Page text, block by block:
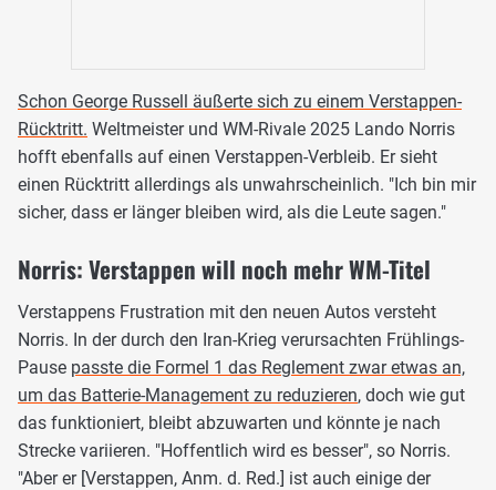
Schon George Russell äußerte sich zu einem Verstappen-
Rücktritt. Weltmeister und WM-Rivale 2025 Lando Norris
hofft ebenfalls auf einen Verstappen-Verbleib. Er sieht
einen Rücktritt allerdings als unwahrscheinlich. "Ich bin mir
sicher, dass er länger bleiben wird, als die Leute sagen."
Norris: Verstappen will noch mehr WM-Titel
Verstappens Frustration mit den neuen Autos versteht
Norris. In der durch den Iran-Krieg verursachten Frühlings-
Pause passte die Formel 1 das Reglement zwar etwas an,
um das Batterie-Management zu reduzieren, doch wie gut
das funktioniert, bleibt abzuwarten und könnte je nach
Strecke variieren. "Hoffentlich wird es besser", so Norris.
"Aber er [Verstappen, Anm. d. Red.] ist auch einige der